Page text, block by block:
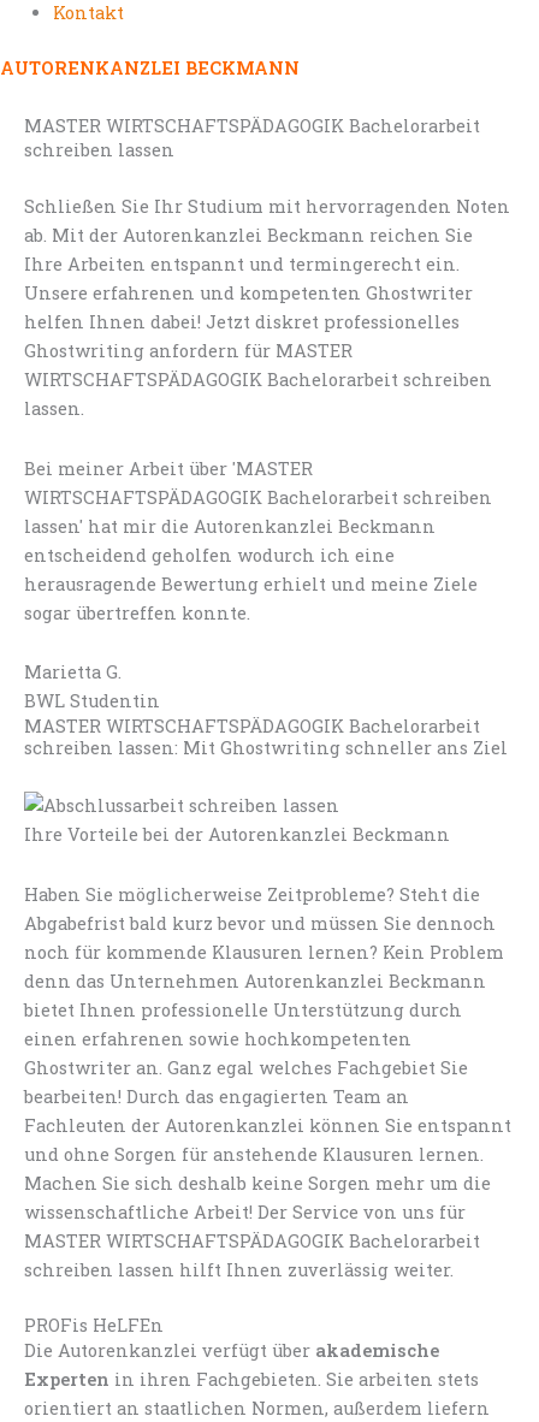
Kontakt
AUTORENKANZLEI BECKMANN
MASTER WIRTSCHAFTSPÄDAGOGIK Bachelorarbeit
schreiben lassen
Schließen Sie Ihr Studium mit hervorragenden Noten
ab. Mit der Autorenkanzlei Beckmann reichen Sie
Ihre Arbeiten entspannt und termingerecht ein.
Unsere erfahrenen und kompetenten Ghostwriter
helfen Ihnen dabei! Jetzt diskret professionelles
Ghostwriting anfordern für MASTER
WIRTSCHAFTSPÄDAGOGIK Bachelorarbeit schreiben
lassen.
Bei meiner Arbeit über 'MASTER
WIRTSCHAFTSPÄDAGOGIK Bachelorarbeit schreiben
lassen' hat mir die Autorenkanzlei Beckmann
entscheidend geholfen wodurch ich eine
herausragende Bewertung erhielt und meine Ziele
sogar übertreffen konnte.
Marietta G.
BWL Studentin
MASTER WIRTSCHAFTSPÄDAGOGIK Bachelorarbeit
schreiben lassen: Mit Ghostwriting schneller ans Ziel
Ihre Vorteile bei der Autorenkanzlei Beckmann
Haben Sie möglicherweise Zeitprobleme? Steht die
Abgabefrist bald kurz bevor und müssen Sie dennoch
noch für kommende Klausuren lernen? Kein Problem
denn das Unternehmen Autorenkanzlei Beckmann
bietet Ihnen professionelle Unterstützung durch
einen erfahrenen sowie hochkompetenten
Ghostwriter an. Ganz egal welches Fachgebiet Sie
bearbeiten! Durch das engagierten Team an
Fachleuten der Autorenkanzlei können Sie entspannt
und ohne Sorgen für anstehende Klausuren lernen.
Machen Sie sich deshalb keine Sorgen mehr um die
wissenschaftliche Arbeit! Der Service von uns für
MASTER WIRTSCHAFTSPÄDAGOGIK Bachelorarbeit
schreiben lassen hilft Ihnen zuverlässig weiter.
PROFis HeLFEn
Die Autorenkanzlei verfügt über akademische
Experten in ihren Fachgebieten. Sie arbeiten stets
orientiert an staatlichen Normen, außerdem liefern